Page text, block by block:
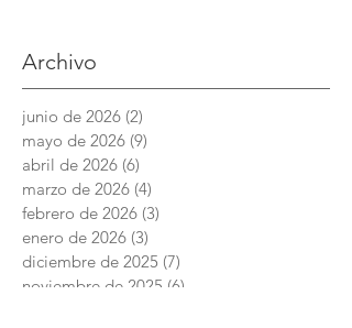
Archivo
junio de 2026 (2)
mayo de 2026 (9)
abril de 2026 (6)
marzo de 2026 (4)
febrero de 2026 (3)
enero de 2026 (3)
diciembre de 2025 (7)
noviembre de 2025 (6)